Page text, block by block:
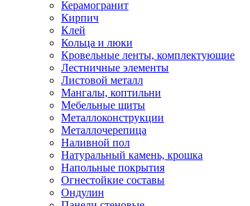
Керамогранит
Кирпич
Клей
Кольца и люки
Кровельные ленты, комплектующие
Лестничные элементы
Листовой металл
Мангалы, коптильни
Мебельные щиты
Металлоконструкции
Металлочерепица
Наливной пол
Натуральный камень, крошка
Напольные покрытия
Огнестойкие составы
Ондулин